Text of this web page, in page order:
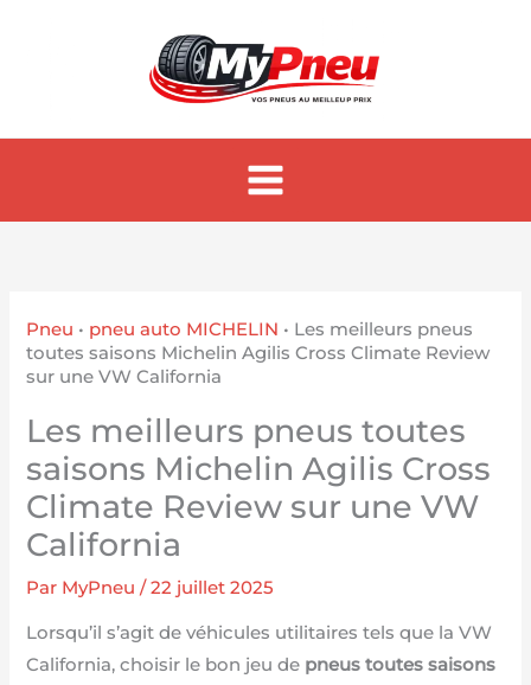
Pneu • pneu auto MICHELIN • Les meilleurs pneus
toutes saisons Michelin Agilis Cross Climate Review
sur une VW California
Les meilleurs pneus toutes
saisons Michelin Agilis Cross
Climate Review sur une VW
California
Par MyPneu/22 juillet 2025
Lorsqu’il s’agit de véhicules utilitaires tels que la VW
California, choisir le bon jeu de pneus toutes saisons